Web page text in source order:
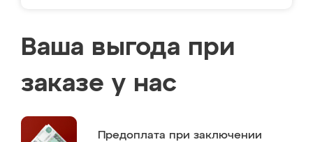
Ваша выгода при
заказе у нас
Предоплата при заключении